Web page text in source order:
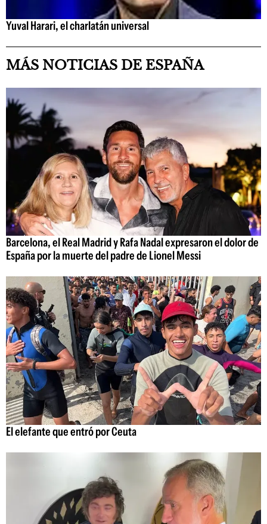
Yuval Harari, el charlatán universal
MÁS NOTICIAS DE ESPAÑA
Barcelona, el Real Madrid y Rafa Nadal expresaron el dolor de
España por la muerte del padre de Lionel Messi
El elefante que entró por Ceuta